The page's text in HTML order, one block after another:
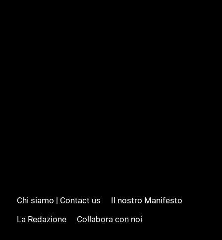
Chi siamo | Contact us
Il nostro Manifesto
La Redazione
Collabora con noi